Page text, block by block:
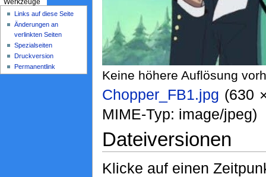
Keine höhere Auflösung
Chopper_FB1.jpg
(630
MIME-Typ: image/jpeg)
Dateiversionen
Klicke auf einen
Werkzeuge
Links auf diese Seite
Änderungen an
verlinkten Seiten
Spezialseiten
Druckversion
Permanentlink